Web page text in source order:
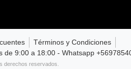
Términos y Condiciones
de 9:00 a 18:00 - Whatsapp
derechos reservados.